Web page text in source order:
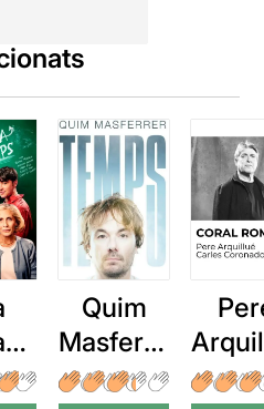
Quim
Masferre
r: Temps
: